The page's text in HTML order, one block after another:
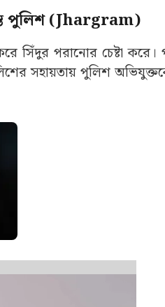
পুলিশ (Jhargram)
পরানোর চেষ্টা করে।
সহায়তায় পুলিশ